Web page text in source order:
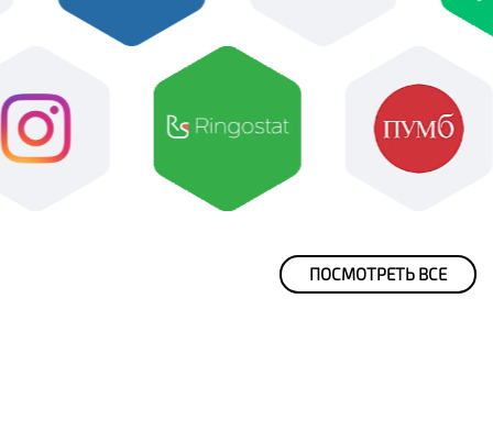
ПОСМОТРЕТЬ ВСЕ